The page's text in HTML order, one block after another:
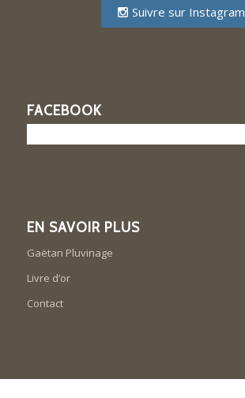
Suivre sur Instagram
FACEBOOK
EN SAVOIR PLUS
Gaëtan Pluvinage
Livre d’or
Contact